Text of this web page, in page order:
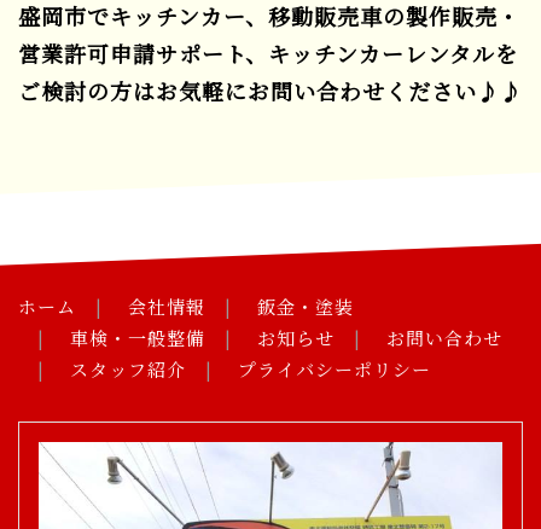
盛岡市でキッチンカー、移動販売車の製作販売・
営業許可申請サポート、キッチンカーレンタルを
ご検討の方はお気軽にお問い合わせください♪♪
ホーム 会社情報
鈑金・塗装
車検・一般整備
お知らせ
お問い合わせ
スタッフ紹介
プライバシーポリシー